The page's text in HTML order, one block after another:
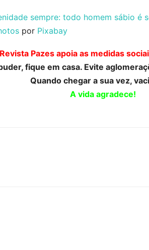
sempre: todo homem sábio é
por Pixabay
Pazes apoia as medidas
fique em casa. Evite
Quando chegar a sua vez,
A vida agradece!